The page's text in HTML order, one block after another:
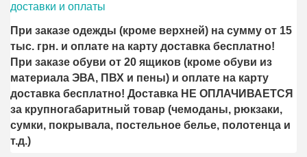
доставки и оплаты
При заказе одежды (кроме верхней) на сумму от 15
тыс. грн. и оплате на карту доставка бесплатно!
При заказе обуви от 20 ящиков (кроме обуви из
материала ЭВА, ПВХ и пены) и оплате на карту
доставка бесплатно! Доставка НЕ ОПЛАЧИВАЕТСЯ
за крупногабаритный товар (чемоданы, рюкзаки,
сумки, покрывала, постельное белье, полотенца и
т.д.)